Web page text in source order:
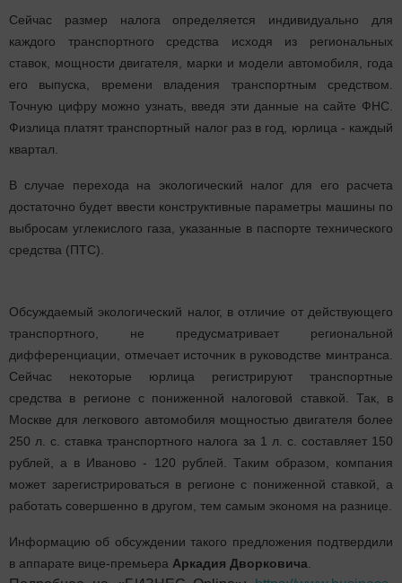
Сейчас размер налога определяется индивидуально для
каждого транспортного средства исходя из региональных
ставок, мощности двигателя, марки и модели автомобиля, года
его выпуска, времени владения транспортным средством.
Точную цифру можно узнать, введя эти данные на сайте ФНС.
Физлица платят транспортный налог раз в год, юрлица - каждый
квартал.
В случае перехода на экологический налог для его расчета
достаточно будет ввести конструктивные параметры машины по
выбросам углекислого газа, указанные в паспорте технического
средства (ПТС).
Обсуждаемый экологический налог, в отличие от действующего
транспортного, не предусматривает региональной
дифференциации, отмечает источник в руководстве минтранса.
Сейчас некоторые юрлица регистрируют транспортные
средства в регионе с пониженной налоговой ставкой. Так, в
Москве для легкового автомобиля мощностью двигателя более
250 л. с. ставка транспортного налога за 1 л. с. составляет 150
рублей, а в Иваново - 120 рублей. Таким образом, компания
может зарегистрироваться в регионе с пониженной ставкой, а
работать совершенно в другом, тем самым экономя на разнице.
Информацию об обсуждении такого предложения подтвердили
в аппарате вице-премьера Аркадия Дворковича